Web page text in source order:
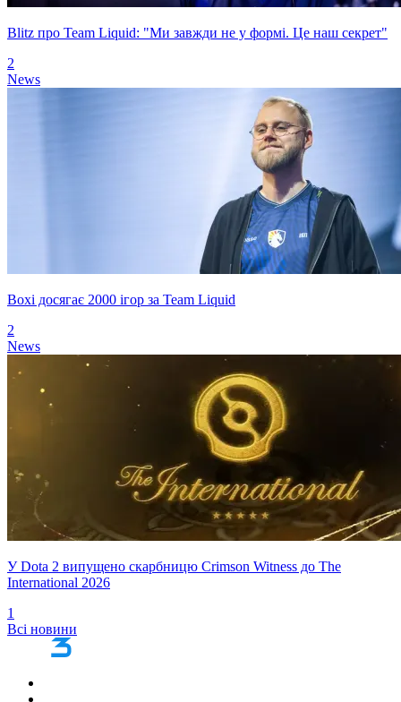
Blitz про Team Liquid: "Ми завжди не у формі. Це наш секрет"
2
News
Boxi досягає 2000 ігор за Team Liquid
2
News
У Dota 2 випущено скарбницю Crimson Witness до The
International 2026
1
Всі новини